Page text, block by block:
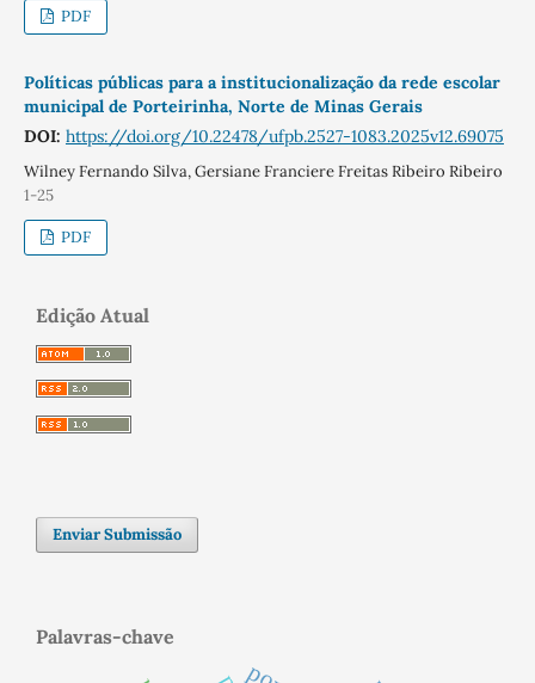
PDF
Políticas públicas para a institucionalização da rede escolar
municipal de Porteirinha, Norte de Minas Gerais
DOI: https://doi.org/10.22478/ufpb.2527-1083.2025v12.69075
Wilney Fernando Silva, Gersiane Franciere Freitas Ribeiro Ribeiro
1-25
PDF
Edição Atual
Enviar Submissão
Palavras-chave